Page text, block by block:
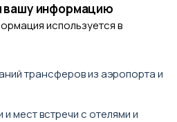
вашу информацию
используется в
трансферов из аэропорта и
мест встречи с отелями и